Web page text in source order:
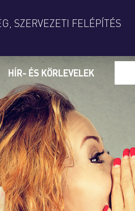
SZERVEZETI FELÉPÍTÉS
HÍR- ÉS KÖRLEVELEK